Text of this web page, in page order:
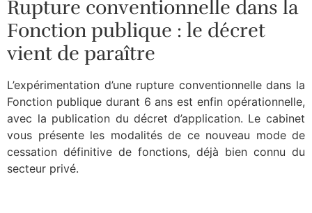
Rupture conventionnelle dans la
Fonction publique : le décret
vient de paraître
L’expérimentation d’une rupture conventionnelle dans la
Fonction publique durant 6 ans est enfin opérationnelle,
avec la publication du décret d’application. Le cabinet
vous présente les modalités de ce nouveau mode de
cessation définitive de fonctions, déjà bien connu du
secteur privé.